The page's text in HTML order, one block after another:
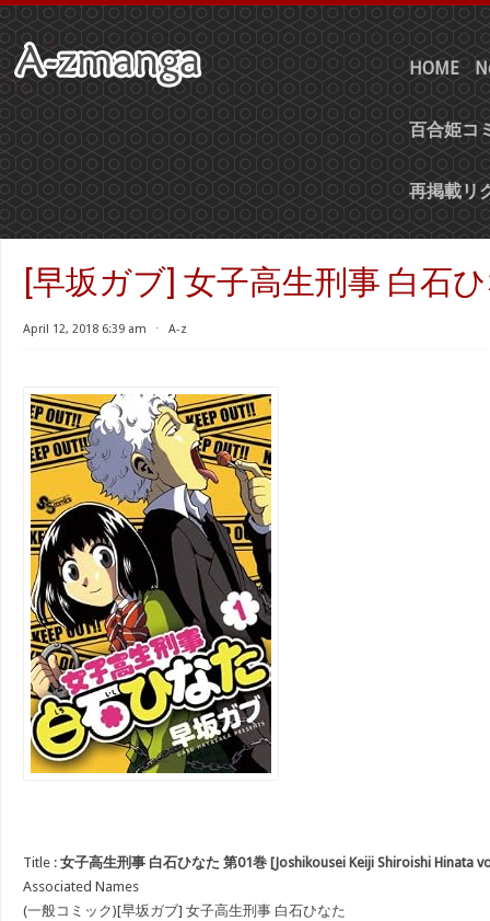
HOME
百合姫コ
再掲載リ
[早坂ガブ] 女子高生刑事 白石
April 12, 2018 6:39 am ⋅ A-z
Title : 女子高生刑事 白石ひなた 第01巻 [Joshikousei Keiji Shiroishi Hinata
Associated Names
(一般コミック)[早坂ガブ] 女子高生刑事 白石ひなた